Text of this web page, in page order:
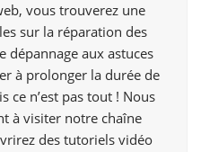
vous trouverez une
sur la réparation des
dépannage aux astuces
à prolonger la durée de
ce n’est pas tout ! Nous
à visiter notre chaîne
des tutoriels vidéo